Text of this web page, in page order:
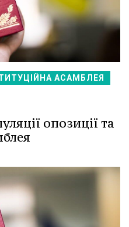
АСАМБЛЕЯ
опозиції та